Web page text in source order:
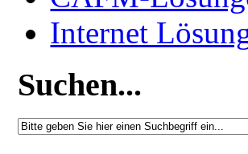
Internet
Suchen...